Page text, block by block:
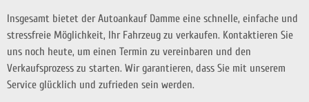
Insgesamt bietet der Autoankauf Damme eine schnelle, einfache und
stressfreie Möglichkeit, Ihr Fahrzeug zu verkaufen. Kontaktieren Sie
uns noch heute, um einen Termin zu vereinbaren und den
Verkaufsprozess zu starten. Wir garantieren, dass Sie mit unserem
Service glücklich und zufrieden sein werden.